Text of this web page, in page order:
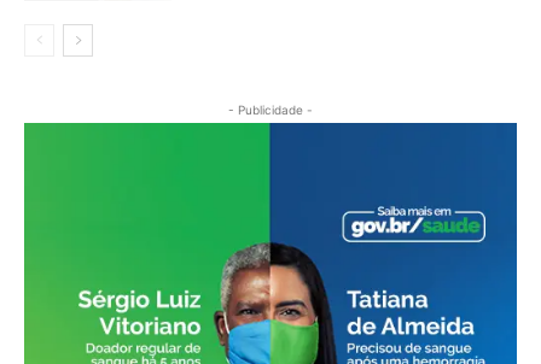
- Publicidade -